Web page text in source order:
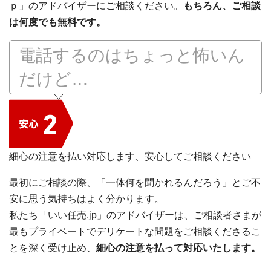
ｐ」のアドバイザーにご相談ください。
もちろん、ご相談
は何度でも無料です。
電話するのはちょっと怖いん
だけど…
細心の注意を払い対応します、安心してご相談ください
最初にご相談の際、「一体何を聞かれるんだろう」とご不
安に思う気持ちはよく分かります。
私たち「いい任売.jp」のアドバイザーは、ご相談者さまが
最もプライベートでデリケートな問題をご相談くださるこ
とを深く受け止め、 細心の注意を払って対応いたします。